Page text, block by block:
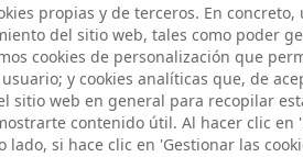
propias y de terceros. En concreto,
del sitio web, tales como poder
cookies de personalización que
y cookies analíticas que, de
sitio web en general para recopilar
contenido útil. Al hacer clic en
lado, si hace clic en 'Gestionar las